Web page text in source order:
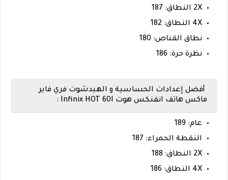
2X النطاق: 187
4X النطاق: 182
نطاق القناص: 180
نظرة حرة: 186
أفضل إعدادات الحساسية و الهيدشوت فري فاير
ماكس هاتف انفنكس هوت Infinix HOT 60I :
عام: 189
النقطة الحمراء: 187
2X النطاق: 188
4X النطاق: 186